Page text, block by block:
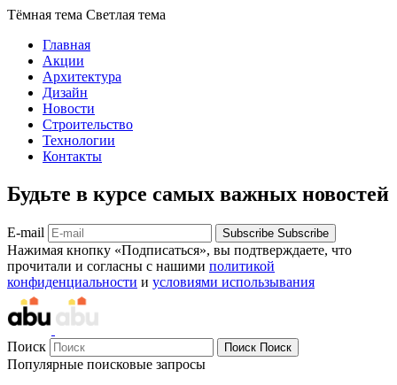
Тёмная тема Светлая тема
Главная
Акции
Архитектура
Дизайн
Новости
Строительство
Технологии
Контакты
Будьте в курсе самых важных новостей
E-mail Subscribe Subscribe
Нажимая кнопку «Подписаться», вы подтверждаете, что
прочитали и согласны с нашими политикой
конфиденциальности и условиями использывания
Поиск Поиск Поиск
Популярные поисковые запросы